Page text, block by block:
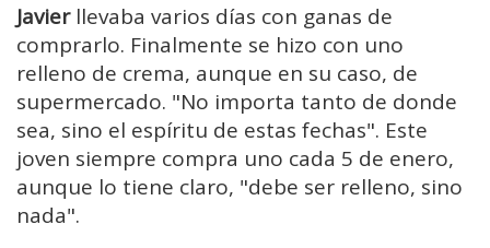
Javierllevaba varios días con ganas de
comprarlo. Finalmente se hizo con uno
relleno de crema, aunque en su caso, de
supermercado. "No importa tanto de donde
sea, sino el espíritu de estas fechas". Este
joven siempre compra uno cada 5 de enero,
aunque lo tiene claro, "debe ser relleno, sino
nada".